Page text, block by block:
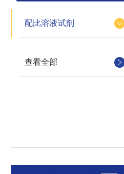
配比溶液试剂
查看全部